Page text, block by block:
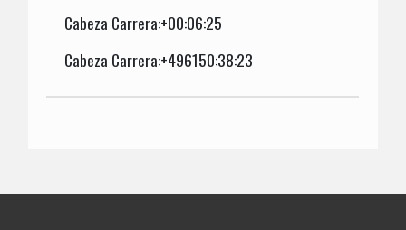
Cabeza Carrera:+00:06:25
Cabeza Carrera:+496150:38:23